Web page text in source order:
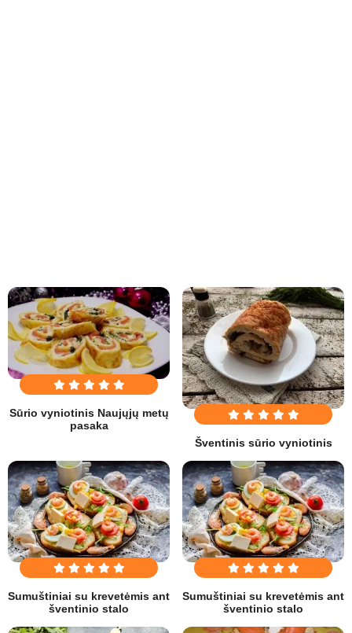
Sūrio vyniotinis Naujųjų metų
pasaka
Šventinis sūrio vyniotinis
Sumuštiniai su krevetėmis ant
šventinio stalo
Sumuštiniai su krevetėmis ant
šventinio stalo